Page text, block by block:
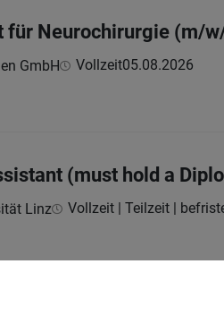
für Neurochirurgie (m/
GmbH Vollzeit05.08.2026
(must hold a
Linz Vollzeit | Teilzeit |